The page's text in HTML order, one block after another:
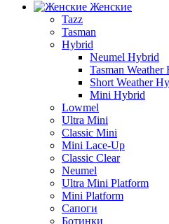
Женские
Tazz
Tasman
Hybrid
Neumel Hybrid
Tasman Weather
Short Weather
Mini Hybrid
Lowmel
Ultra Mini
Classic Mini
Mini Lace-Up
Classic Clear
Neumel
Ultra Mini Platform
Mini Platform
Сапоги
Ботинки